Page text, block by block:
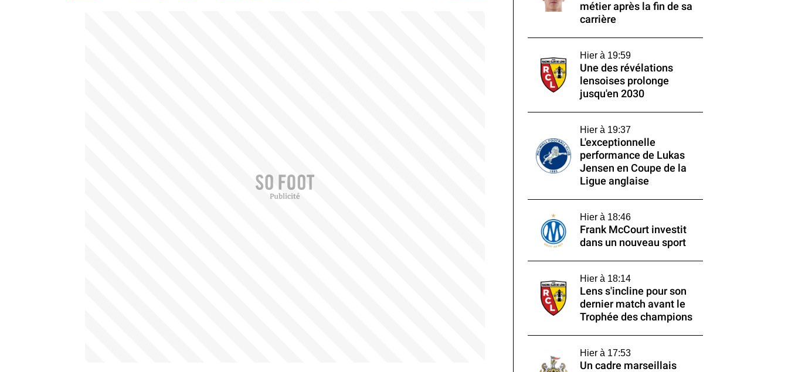
métier après la fin de sa
carrière
Hier à 19:59
Une des révélations
lensoises prolonge
jusqu'en 2030
Hier à 19:37
L'exceptionnelle
performance de Lukas
Jensen en Coupe de la
Ligue anglaise
Hier à 18:46
Frank McCourt investit
dans un nouveau sport
Hier à 18:14
Lens s'incline pour son
dernier match avant le
Trophée des champions
Hier à 17:53
Un cadre marseillais